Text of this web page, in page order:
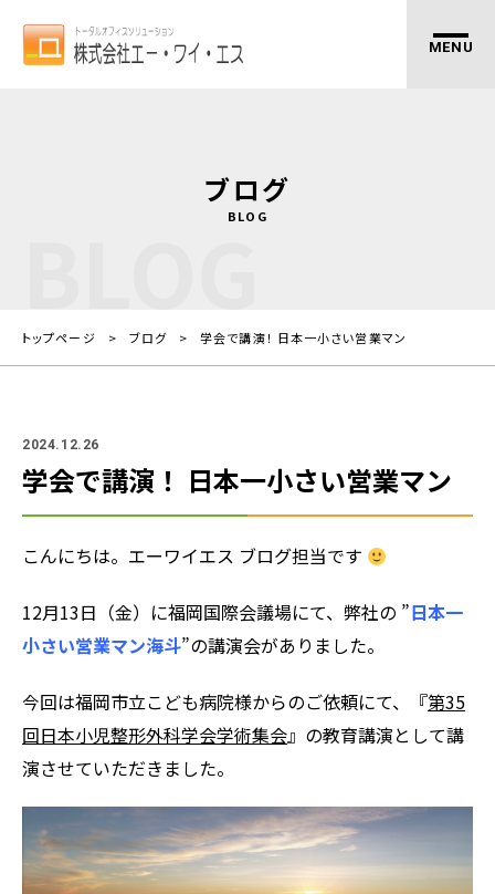
ブログ
BLOG
トップページ ブログ 学会で講演！ 日本一小さい営業マン
2024.12.26
学会で講演！ 日本一小さい営業マン
こんにちは。エーワイエス ブログ担当です
12月13日（金）に福岡国際会議場にて、弊社の ”日本一
小さい営業マン海斗”の講演会がありました。
今回は福岡市立こども病院様からのご依頼にて、『第35
回日本小児整形外科学会学術集会』の教育講演として講
演させていただきました。